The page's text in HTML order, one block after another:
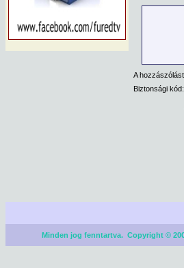
A
Biztonsági kód:
Minden jog fenntartva. Copyright ©